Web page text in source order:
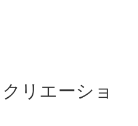
リエーショ